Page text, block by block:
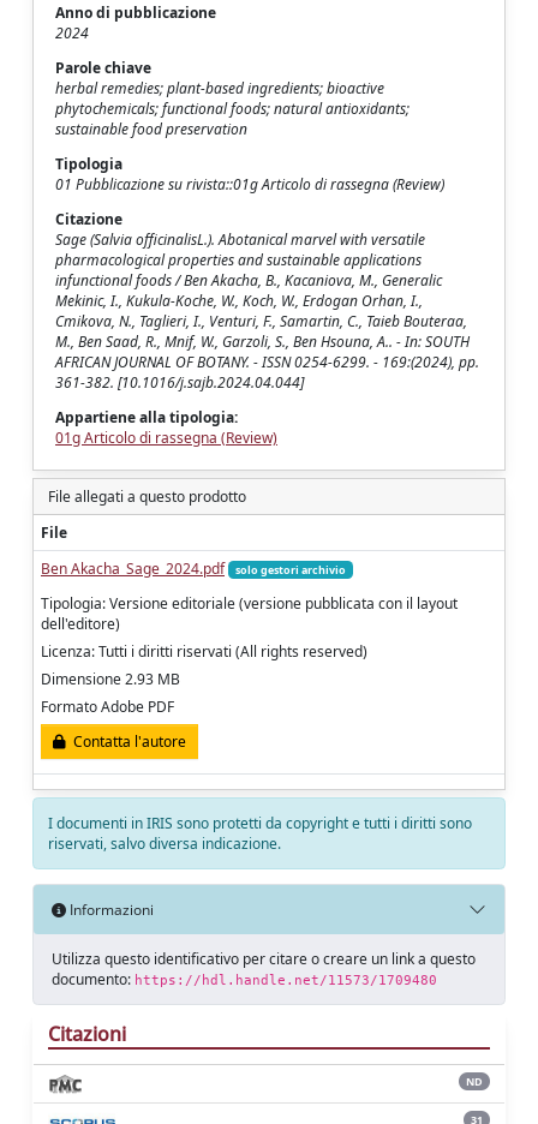
Anno di pubblicazione
2024
Parole chiave
herbal remedies; plant-based ingredients; bioactive
phytochemicals; functional foods; natural antioxidants;
sustainable food preservation
Tipologia
01 Pubblicazione su rivista::01g Articolo di rassegna (Review)
Citazione
Sage (Salvia officinalisL.). Abotanical marvel with versatile
pharmacological properties and sustainable applications
infunctional foods / Ben Akacha, B., Kacaniova, M., Generalic
Mekinic, I., Kukula-Koche, W., Koch, W., Erdogan Orhan, I.,
Cmikova, N., Taglieri, I., Venturi, F., Samartin, C., Taieb Bouteraa,
M., Ben Saad, R., Mnif, W., Garzoli, S., Ben Hsouna, A.. - In: SOUTH
AFRICAN JOURNAL OF BOTANY. - ISSN 0254-6299. - 169:(2024), pp.
361-382. [10.1016/j.sajb.2024.04.044]
Appartiene alla tipologia:
01g Articolo di rassegna (Review)
File allegati a questo prodotto
File
Ben Akacha_Sage_2024.pdf
solo gestori archivio
Tipologia: Versione editoriale (versione pubblicata con il layout
dell'editore)
Licenza: Tutti i diritti riservati (All rights reserved)
Dimensione 2.93 MB
Formato Adobe PDF
Contatta l'autore
I documenti in IRIS sono protetti da copyright e tutti i diritti sono
riservati, salvo diversa indicazione.
Informazioni
Utilizza questo identificativo per citare o creare un link a questo
documento: https://hdl.handle.net/11573/1709480
Citazioni
ND
31